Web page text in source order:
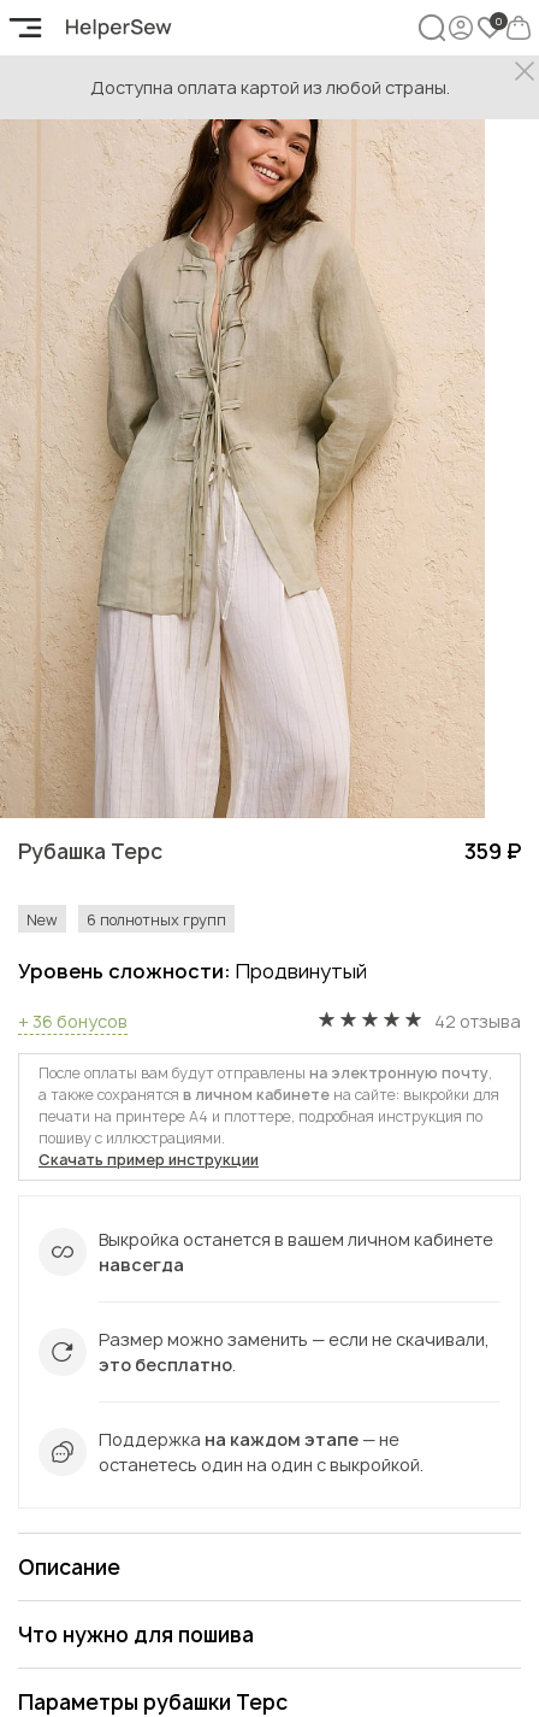
Доступна оплата картой из любой страны.
Рубашка Терс 359 ₽
New 6 полнотных групп
Уровень сложности: Продвинутый
+ 36 бонусов 42 отзыва
После оплаты вам будут отправлены на электронную почту,
а также сохранятся в личном кабинете на сайте: выкройки для
печати на принтере А4 и плоттере, подробная инструкция по
пошиву с иллюстрациями.
Скачать пример инструкции
Выкройка останется в вашем личном кабинете
навсегда
Размер можно заменить — если не скачивали,
это бесплатно
Поддержка на каждом этапе — не
останетесь один на один с выкройкой.
Описание
Что нужно для пошива
Параметры рубашки Терс